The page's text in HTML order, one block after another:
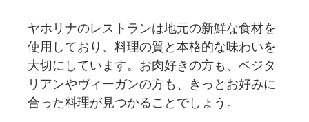
ヤホリナのレストランは地元の新鮮な食材を
使用しており、料理の質と本格的な味わいを
大切にしています。お肉好きの方も、ベジタ
リアンやヴィーガンの方も、きっとお好みに
合った料理が見つかることでしょう。